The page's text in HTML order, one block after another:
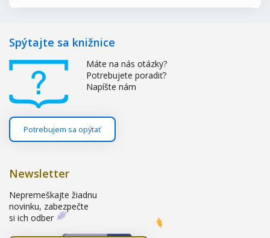
Spýtajte sa knižnice
Máte na nás otázky?
Potrebujete poradiť?
Napíšte nám
Potrebujem sa opýtať
Newsletter
Nepremeškajte žiadnu
novinku, zabezpečte
si ich odber